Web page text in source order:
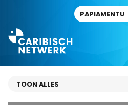
PAPIAMENTU